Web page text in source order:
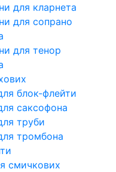
для кларнета
для сопрано
для тенор
блок-флейти
саксофона
труби
тромбона
смичкових